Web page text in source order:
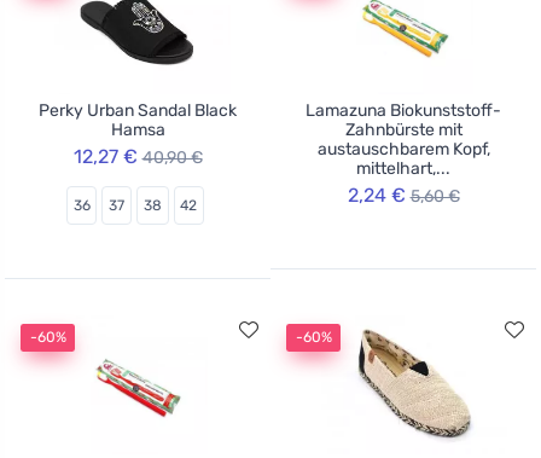
Perky Urban Sandal Black
Hamsa
12,27 € 40,90 €
36 37 38 42
Lamazuna Biokunststoff-
Zahnbürste mit
austauschbarem Kopf,
mittelhart,...
2,24 € 5,60 €
-60% -60%